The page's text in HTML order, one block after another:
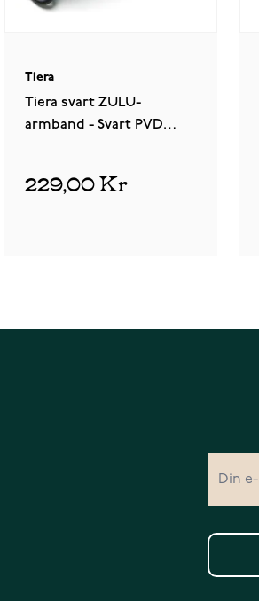
Tiera
Tiera svart ZULU-
armband - Svart PVD
229,00 Kr